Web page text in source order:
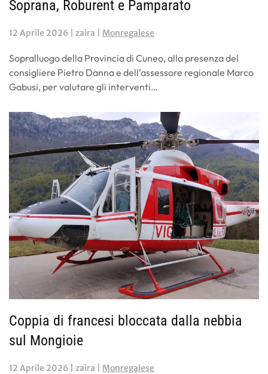
Soprana, Roburent e Pamparato
12 Aprile 2026 | zaira | Monregalese
Sopralluogo della Provincia di Cuneo, alla presenza del
consigliere Pietro Danna e dell’assessore regionale Marco
Gabusi, per valutare gli interventi…
Coppia di francesi bloccata dalla nebbia
sul Mongioie
12 Aprile 2026 | zaira | Monregalese